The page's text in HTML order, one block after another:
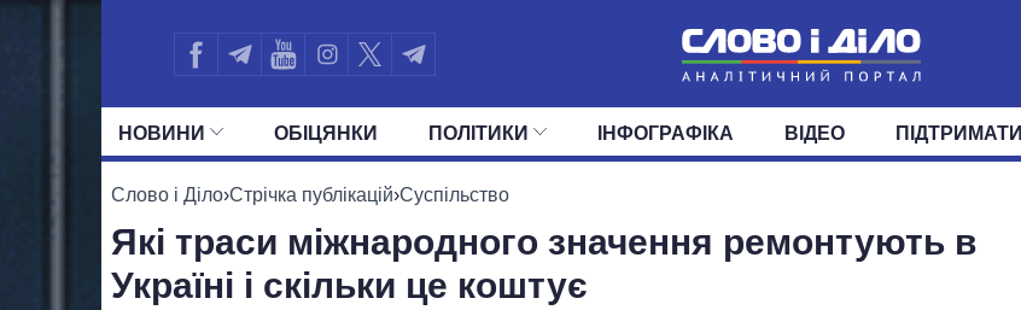
НОВИНИ
ПОЛІТИКА ЕКОНОМІКА СУСПІЛЬСТВО СВІТ
ОБIЦЯНКИ ПОЛIТИКИ
УСІ ПОЛІТИКИ ПРЕЗИДЕНТ І ОФІС
ДЕПУТАТИ КОМІТЕТИ ФРАКЦІЇ ОКРУГИ
ІНФОГРАФІКА ВІДЕО ПІДТРИМАТИ
Слово і Діло›Стрічка публікацій›Суспільство
Які траси міжнародного значення ремонтують в
Україні і скільки це коштує